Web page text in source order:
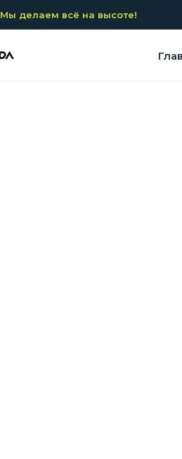
Мы делаем всё на высоте!